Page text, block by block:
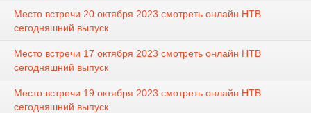
Место встречи 20 октября 2023 смотреть онлайн НТВ
сегодняшний выпуск
Место встречи 17 октября 2023 смотреть онлайн НТВ
сегодняшний выпуск
Место встречи 19 октября 2023 смотреть онлайн НТВ
сегодняшний выпуск